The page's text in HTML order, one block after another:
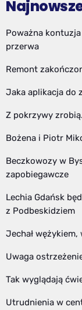
Poważna
przerwa
Remont
Jaka aplikacja do
Z pokrzywy
Bożena i Piotr
Beczkowozy w
zapobiegawcze
Lechia Gdańsk
z Podbeskidziem
Jechał
Uwaga
Tak wyglądają
Utrudnienia w